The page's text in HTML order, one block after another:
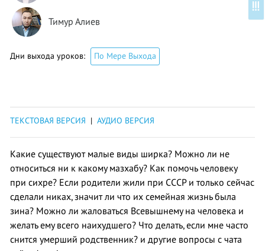
Тимур Алиев
Дни выхода уроков: По Мере Выхода
ТЕКСТОВАЯ ВЕРСИЯ | АУДИО ВЕРСИЯ
Какие существуют малые виды ширка? Можно ли не
относиться ни к какому мазхабу? Как помочь человеку
при сихре? Если родители жили при СССР и только сейчас
сделали никах, значит ли что их семейная жизнь была
зина? Можно ли жаловаться Всевышнему на человека и
желать ему всего наихудшего? Что делать, если мне часто
снится умерший родственник? и другие вопросы с чата